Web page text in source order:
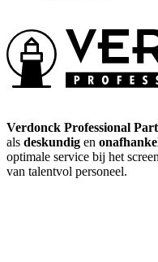
Verdonck Professional
als deskundig en
optimale service bij het
van talentvol personeel.